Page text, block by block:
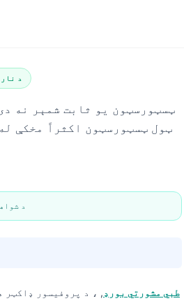
د
ټسټورسټون یو ثابت شمېر نه
✅ د
د کانټیسټي AI طبي مشورتي بورډ, ، د پروفیسور ډاکټر